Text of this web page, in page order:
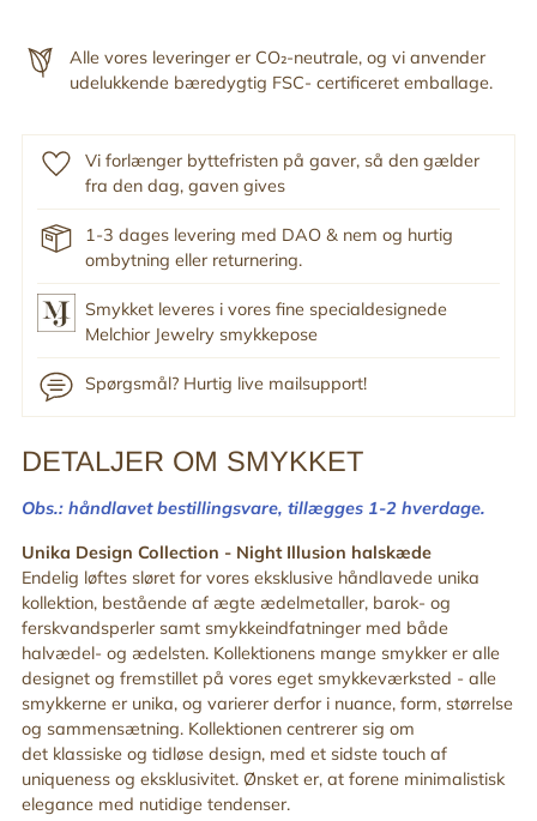
Alle vores leveringer er CO₂-neutrale, og vi anvender
udelukkende bæredygtig FSC- certificeret emballage.
Vi forlænger byttefristen på gaver, så den gælder
fra den dag, gaven gives
1-3 dages levering med DAO & nem og hurtig
ombytning eller returnering.
Smykket leveres i vores fine specialdesignede
Melchior Jewelry smykkepose
Spørgsmål? Hurtig live mailsupport!
Tilføj
til
din
indkøbskurv
DETALJER OM SMYKKET
Obs.: håndlavet bestillingsvare, tillægges 1-2 hverdage.
Unika Design Collection - Night Illusion halskæde
Endelig løftes sløret for vores eksklusive håndlavede unika
kollektion, bestående af ægte ædelmetaller, barok- og
ferskvandsperler samt smykkeindfatninger med både
halvædel- og ædelsten. Kollektionens mange smykker er alle
designet og fremstillet på vores eget smykkeværksted - alle
smykkerne er unika, og varierer derfor i nuance, form, størrelse
og sammensætning. Kollektionen centrerer sig om
det klassiske og tidløse design, med et sidste touch af
uniqueness og eksklusivitet. Ønsket er, at forene minimalistisk
elegance med nutidige tendenser.